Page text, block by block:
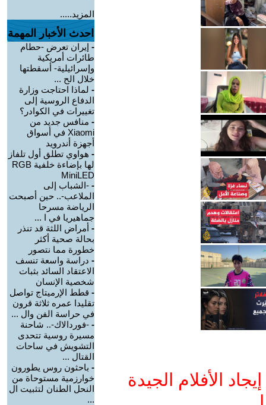
الأفلام الجيدة
المزيد.....
احدث الأخبار المهمة
- إيران تعرض -حطام
طائرات أمريكية
وإسرائيلية- أسقطتها
خلال الح ...
- لماذا احتاجت وزارة
الدفاع الروسية إلى
تغييرات في الكوادر؟
- منافس جديد من
Xiaomi في أسواق
أجهزة أندرويد
- هواوي تطلق أول تلفاز
لها بإضاءة خلفية RGB
MiniLED
- -الشباب إلى
الملاعب-.. حين أصبحت
الرياضة مسرحا
جماهيريا في ا ...
- أمراض اللثة قد تنذر
بحالة صحية أكثر
خطورة مما نتصور
- دراسة واسعة تنسف
الاعتقاد السائد بثبات
شخصية الإنسان
- قطط الإرميتاج تواصل
تقليدا عمره ثلاثة قرون
في حراسة الفن وال ...
- -فوردالاك-.. شاحنة
مسيرة روسية تتحدى
التشويش في ساحات
القتال ...
- باحثون روس يطورون
خوارزمية مستوحاة من
النحل الطنان لتثبيت ال
...